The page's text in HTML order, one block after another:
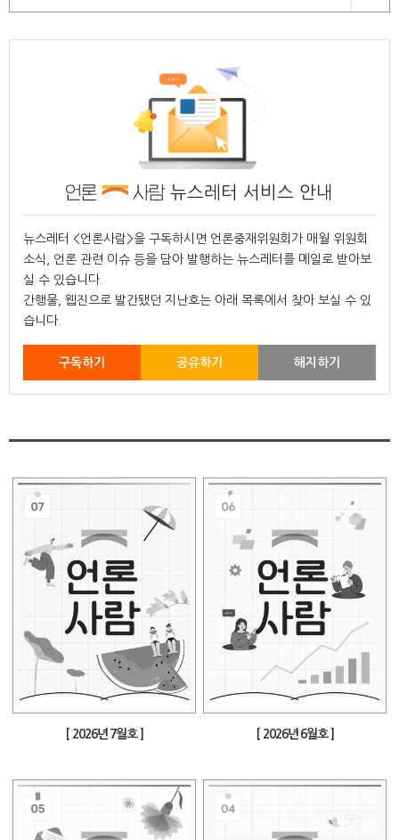
뉴스레터 서비스 안내
뉴스레터 <언론사람>을 구독하시면 언론중재위원회가 매월 위원회
소식, 언론 관련 이슈 등을 담아 발행하는 뉴스레터를 메일로 받아보
실 수 있습니다.
간행물, 웹진으로 발간됐던 지난호는 아래 목록에서 찾아 보실 수 있
습니다.
구독하기 공유하기 해지하기
[ 2026년 7월호 ] [ 2026년 6월호 ]